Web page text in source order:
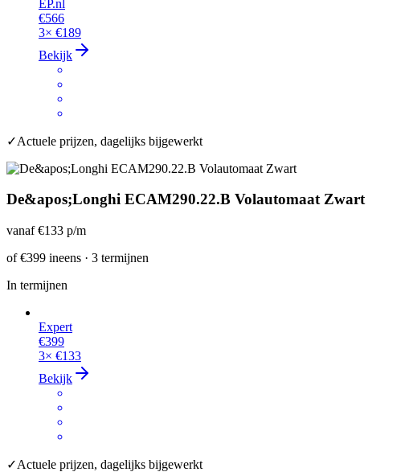
EP.nl
€566
3× €189
Bekijk
✓Actuele prijzen, dagelijks bijgewerkt
De&apos;Longhi ECAM290.22.B Volautomaat Zwart
vanaf€133 p/m
of€399 ineens · 3 termijnen
In termijnen
Expert
€399
3× €133
Bekijk
✓Actuele prijzen, dagelijks bijgewerkt